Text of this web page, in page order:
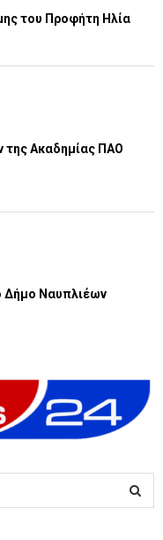
του Προφήτη Ηλία
της Ακαδημίας ΠΑΟ
Δήμο Ναυπλιέων